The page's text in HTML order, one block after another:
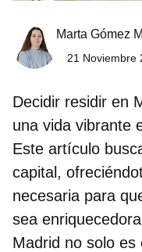
Marta Gómez
21 Noviembre
Decidir residir en
una vida vibrante
Este artículo
capital,
necesaria para
sea
Madrid no solo es